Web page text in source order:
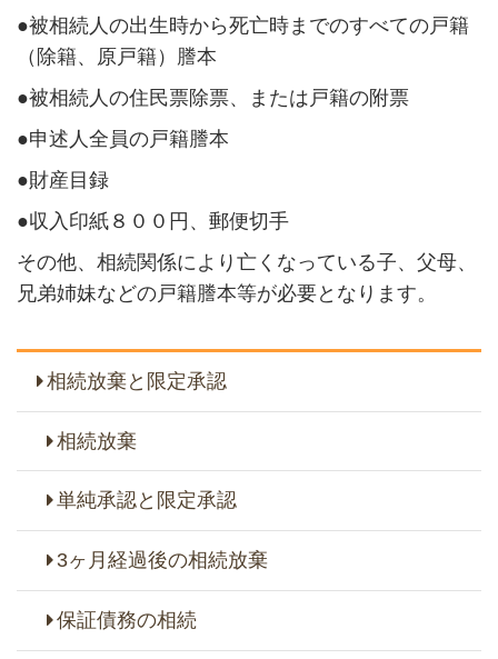
●被相続人の出生時から死亡時までのすべての戸籍
（除籍、原戸籍）謄本
●被相続人の住民票除票、または戸籍の附票
●申述人全員の戸籍謄本
●財産目録
●収入印紙８００円、郵便切手
その他、相続関係により亡くなっている子、父母、
兄弟姉妹などの戸籍謄本等が必要となります。
相続放棄と限定承認
相続放棄
単純承認と限定承認
3ヶ月経過後の相続放棄
保証債務の相続